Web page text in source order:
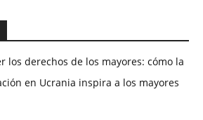
los derechos de los mayores: cómo la
en Ucrania inspira a los mayores